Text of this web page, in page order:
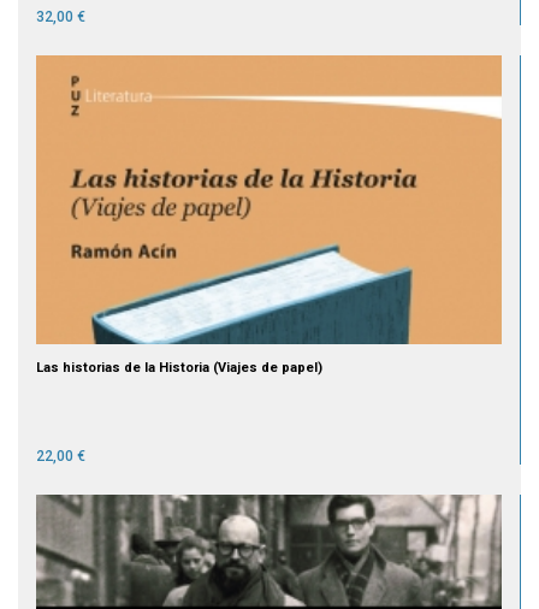
32,00 €
Las historias de la Historia (Viajes de papel)
22,00 €